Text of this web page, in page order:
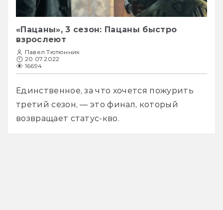
«Пацаны», 3 сезон: Пацаны быстро
взрослеют
Павел Тютюнник
20.07.2022
16694
Единственное, за что хочется пожурить
третий сезон, — это финал, который
возвращает статус-кво.